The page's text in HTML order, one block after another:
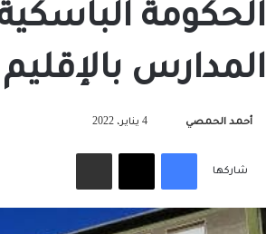
الحكومة
المدارس بالإقليم
أحمد الحمصي 4 يناير، 2022
شاركها
فيسبوك‫X مشاركة عبر البريد